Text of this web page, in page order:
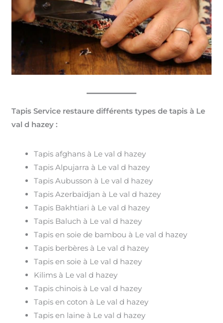
Tapis Service restaure différents types de tapis à Le
val d hazey :
Tapis afghans à Le val d hazey
Tapis Alpujarra à Le val d hazey
Tapis Aubusson à Le val d hazey
Tapis Azerbaïdjan à Le val d hazey
Tapis Bakhtiari à Le val d hazey
Tapis Baluch à Le val d hazey
Tapis en soie de bambou à Le val d hazey
Tapis berbères à Le val d hazey
Tapis en soie à Le val d hazey
Kilims à Le val d hazey
Tapis chinois à Le val d hazey
Tapis en coton à Le val d hazey
Tapis en laine à Le val d hazey